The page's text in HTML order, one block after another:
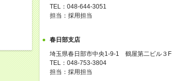
TEL：048-644-3051
担当：採用担当
春日部支店
埼玉県春日部市中央1-9-1 鶴屋第二ビル３F
TEL：048-753-3804
担当：採用担当